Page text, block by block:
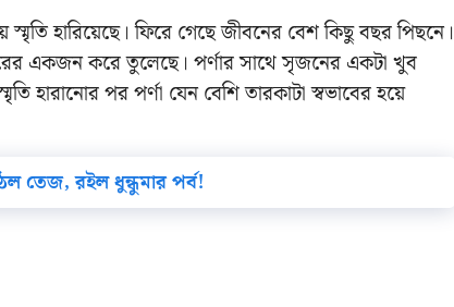
স্মৃতি হারিয়েছে। ফিরে গেছে জীবনের বেশ কিছু বছর পিছনে।
একজন করে তুলেছে। পর্ণার সাথে সৃজনের একটা খুব
পর পর্ণা যেন বেশি তারকাটা স্বভাবের হয়ে
তেজ, রইল ধুন্ধুমার পর্ব!